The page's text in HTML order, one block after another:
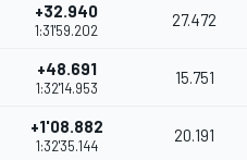
+32.940
1:31'59.202
27.472
+48.691
1:32'14.953
15.751
+1'08.882
1:32'35.144
20.191